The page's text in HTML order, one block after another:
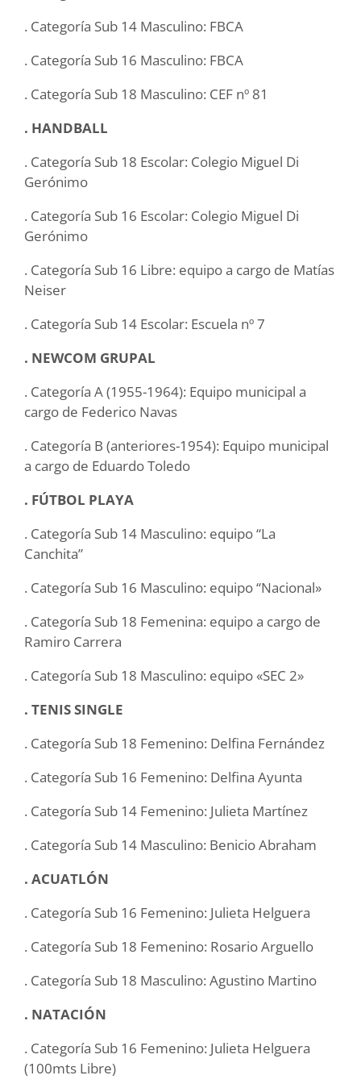
. Categoría Sub 14 Masculino: FBCA
. Categoría Sub 16 Masculino: FBCA
. Categoría Sub 18 Masculino: CEF nº 81
. HANDBALL
. Categoría Sub 18 Escolar: Colegio Miguel Di
Gerónimo
. Categoría Sub 16 Escolar: Colegio Miguel Di
Gerónimo
. Categoría Sub 16 Libre: equipo a cargo de Matías
Neiser
. Categoría Sub 14 Escolar: Escuela nº 7
. NEWCOM GRUPAL
. Categoría A (1955-1964): Equipo municipal a
cargo de Federico Navas
. Categoría B (anteriores-1954): Equipo municipal
a cargo de Eduardo Toledo
. FÚTBOL PLAYA
. Categoría Sub 14 Masculino: equipo “La
Canchita”
. Categoría Sub 16 Masculino: equipo “Nacional»
. Categoría Sub 18 Femenina: equipo a cargo de
Ramiro Carrera
. Categoría Sub 18 Masculino: equipo «SEC 2»
. TENIS SINGLE
. Categoría Sub 18 Femenino: Delfina Fernández
. Categoría Sub 16 Femenino: Delfina Ayunta
. Categoría Sub 14 Femenino: Julieta Martínez
. Categoría Sub 14 Masculino: Benicio Abraham
. ACUATLÓN
. Categoría Sub 16 Femenino: Julieta Helguera
. Categoría Sub 18 Femenino: Rosario Arguello
. Categoría Sub 18 Masculino: Agustino Martino
. NATACIÓN
. Categoría Sub 16 Femenino: Julieta Helguera
(100mts Libre)